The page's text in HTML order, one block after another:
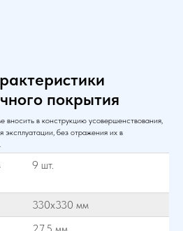
покрытия
вносить в конструкцию усовершенствования,
без отражения их в
9 шт.
330х330 мм